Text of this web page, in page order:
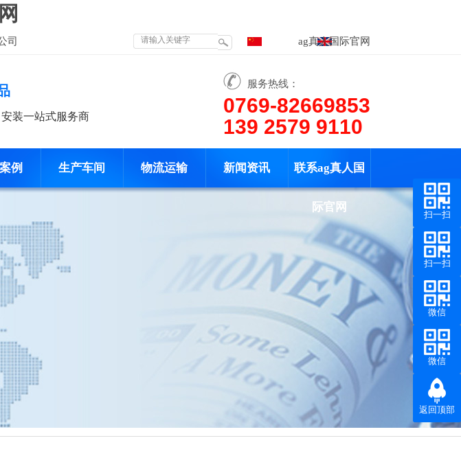
司 ag真人国际官网
装一站式服务商
服务热线：
0769-82669853
139 2579 9110
例 生产车间 物流运输 新闻资讯 联系ag真人国
际官网
州钢结构 钢结构出口 钢结构材料
扫一扫
扫一扫
微信
微信
返回顶部